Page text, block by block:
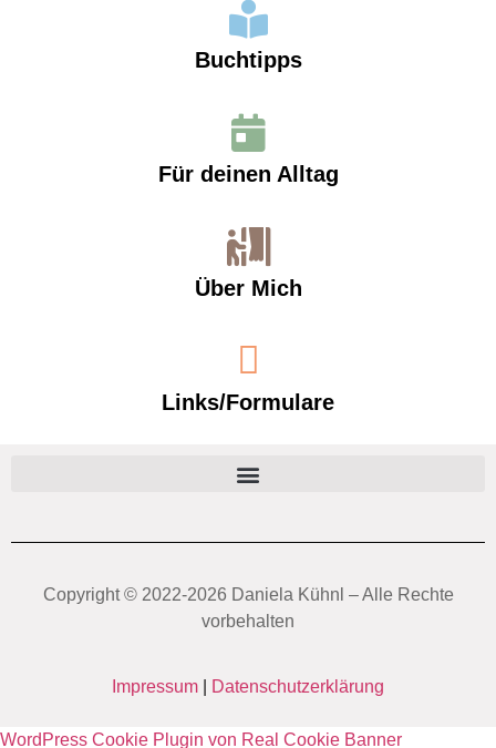
Buchtipps
Für deinen Alltag
Über Mich
Links/Formulare
Copyright ©️ 2022-2026 Daniela Kühnl – Alle Rechte
vorbehalten
Impressum Datenschutzerklärung
WordPress Cookie Plugin von Real Cookie Banner